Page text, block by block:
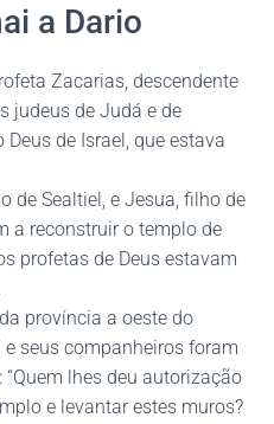
a Dario
Zacarias, descendente
judeus de Judá e de
de Israel, que estava
de Sealtiel, e Jesua, filho de
a reconstruir o templo de
profetas de Deus estavam
província a oeste do
e seus companheiros foram
lhes deu autorização
e levantar estes muros?